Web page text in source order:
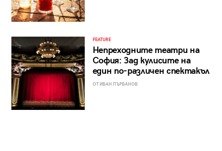
FEATURE
Непреходните театри на
София: Зад кулисите на
един по-различен спектакъл
ОТ ИВАН ПЪРВАНОВ